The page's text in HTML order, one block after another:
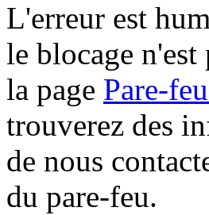
L'erreur est
le blocage
la page Pare-
trouverez des
de nous
du pare-feu.